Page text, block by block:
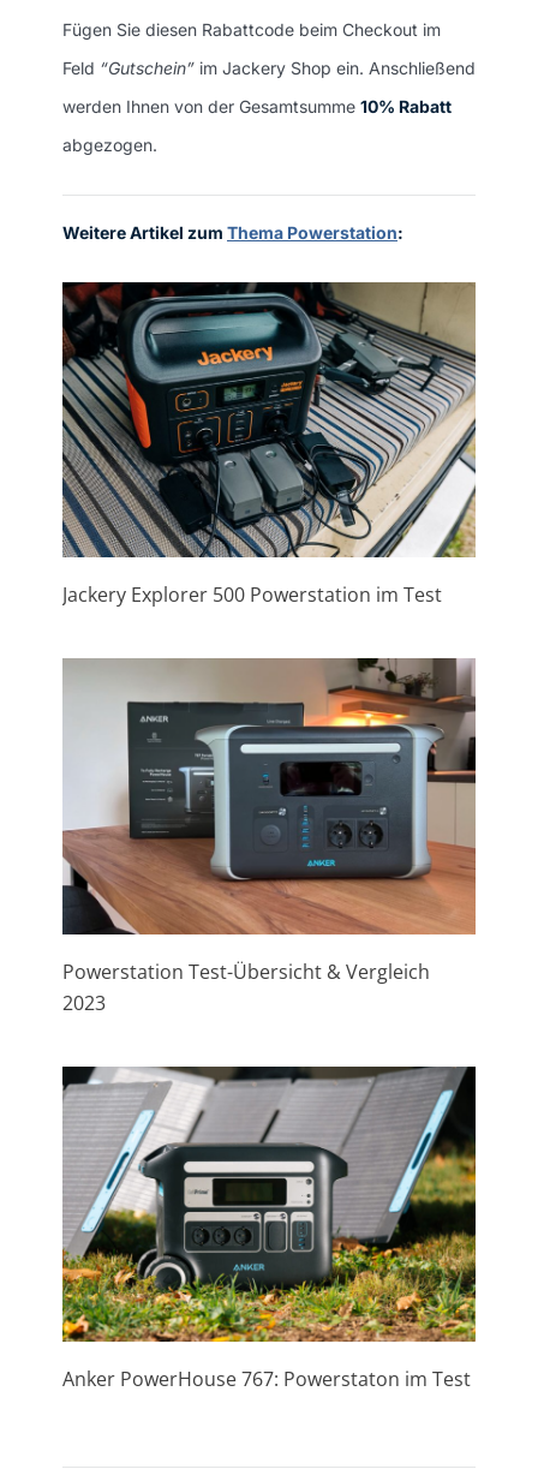
Fügen Sie diesen Rabattcode beim Checkout im
Feld “Gutschein” im Jackery Shop ein. Anschließend
werden Ihnen von der Gesamtsumme 10% Rabatt
abgezogen.
Weitere Artikel zum Thema Powerstation:
Jackery Explorer 500 Powerstation im Test
Powerstation Test-Übersicht & Vergleich
2023
Anker PowerHouse 767: Powerstaton im Test